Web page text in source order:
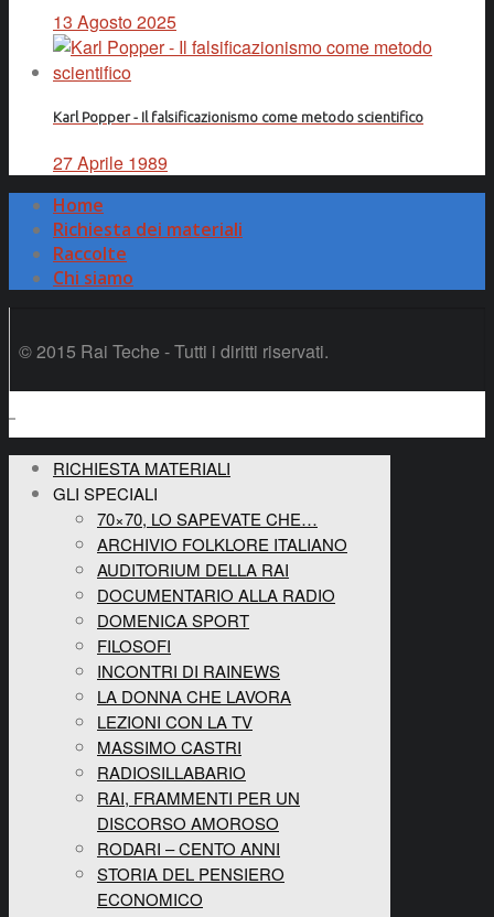
13 Agosto 2025
Karl Popper - Il falsificazionismo come metodo scientifico
27 Aprile 1989
Home
Richiesta dei materiali
Raccolte
Chi siamo
© 2015 Rai Teche - Tutti i diritti riservati.
RICHIESTA MATERIALI
GLI SPECIALI
70×70, LO SAPEVATE CHE…
ARCHIVIO FOLKLORE ITALIANO
AUDITORIUM DELLA RAI
DOCUMENTARIO ALLA RADIO
DOMENICA SPORT
FILOSOFI
INCONTRI DI RAINEWS
LA DONNA CHE LAVORA
LEZIONI CON LA TV
MASSIMO CASTRI
RADIOSILLABARIO
RAI, FRAMMENTI PER UN
DISCORSO AMOROSO
RODARI – CENTO ANNI
STORIA DEL PENSIERO
ECONOMICO